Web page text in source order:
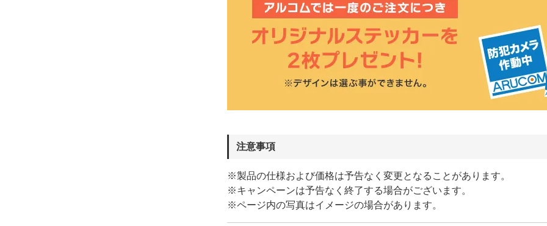
注意事項
※製品の仕様および価格は予告なく変更となることがあります。
※キャンペーンは予告なく終了する場合がございます。
※ページ内の写真はイメージの場合があります。